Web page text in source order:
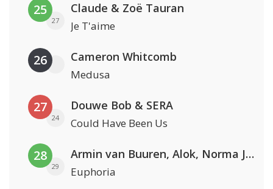
25
27
Claude & Zoë Tauran
Je T'aime
26 Cameron Whitcomb
Medusa
27
24
Douwe Bob & SERA
Could Have Been Us
28
29
Armin van Buuren, Alok, Norma Jean Martine & LAWRENT
Euphoria